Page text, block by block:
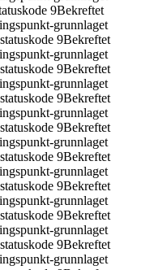
9Bekreftet
grunnlaget
9Bekreftet
grunnlaget
9Bekreftet
grunnlaget
9Bekreftet
grunnlaget
9Bekreftet
grunnlaget
9Bekreftet
grunnlaget
9Bekreftet
grunnlaget
9Bekreftet
grunnlaget
9Bekreftet
grunnlaget